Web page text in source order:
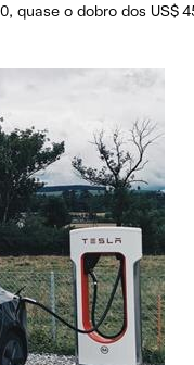
quase o dobro dos US$